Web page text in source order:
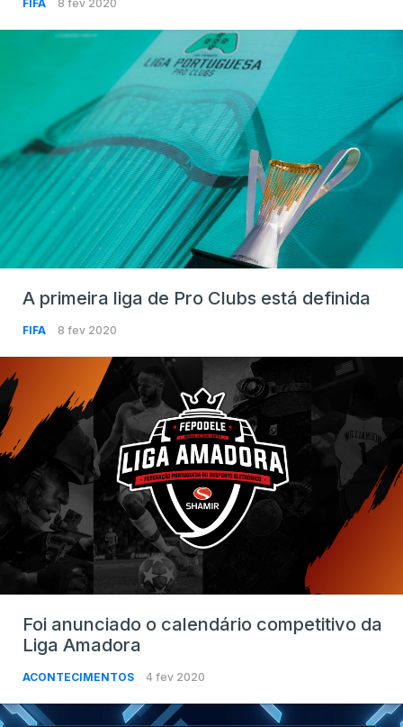
FIFA 8 fev 2020
A primeira liga de Pro Clubs está definida
FIFA 8 fev 2020
Foi anunciado o calendário competitivo da
Liga Amadora
ACONTECIMENTOS 4 fev 2020